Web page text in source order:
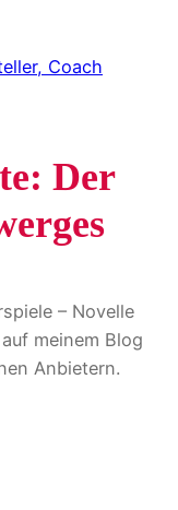
Der
– Novelle
meinem Blog
Anbietern.